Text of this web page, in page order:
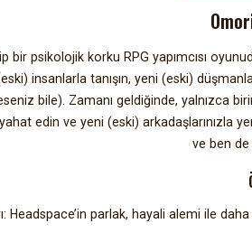
bir psikolojik korku RPG yapımcısı
insanlarla tanışın, yeni (eski)
bile). Zamanı geldiğinde, yalnızca
edin ve yeni (eski) arkadaşlarınızla
ve ben de
Headspace’in parlak, hayali alemi ile